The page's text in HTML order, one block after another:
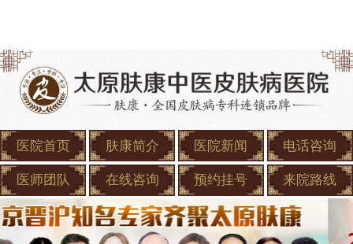
医院首页 肤康简介 医院新闻 电话咨询
医师团队 在线咨询 预约挂号 来院路线